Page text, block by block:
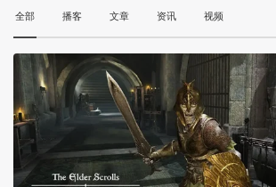
全部 播客 文章 资讯 视频